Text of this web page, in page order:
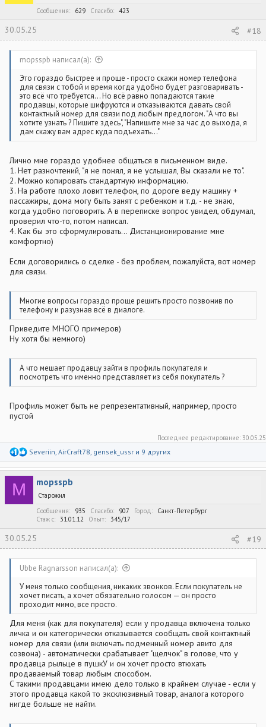
Сообщения
629 Спасибо 423
30.05.25 #18
mopsspb написал(а):
Это гораздо быстрее и проще - просто скажи номер телефона
для связи с тобой и время когда удобно будет разговаривать -
это всё что требуется... Но всё равно попадаются такие
продавцы, которые шифруются и отказываются давать свой
контактный номер для связи под любым предлогом. "А что вы
хотите узнать ? Пишите здесь", "Напишите мне за час до выхода, я
дам скажу вам адрес куда подъехать..."
Лично мне гораздо удобнее общаться в письменном виде.
1. Нет разночтений, "я не понял, я не услышал, Вы сказали не то".
2. Можно копировать стандартную информацию.
3. На работе плохо ловит телефон, по дороге веду машину +
пассажиры, дома могу быть занят с ребенком и т.д. - не знаю,
когда удобно поговорить. А в переписке вопрос увидел, обдумал,
проверил что-то, потом написал.
4. Как бы это сформулировать... Дистанционирование мне
комфортно)
Если договорились о сделке - без проблем, пожалуйста, вот номер
для связи.
Многие вопросы гораздо проще решить просто позвонив по
телефону и разузнав всё в диалоге.
Приведите МНОГО примеров)
Ну хотя бы немного)
А что мешает продавцу зайти в профиль покупателя и
посмотреть что именно представляет из себя покупатель ?
Профиль может быть не репрезентативный, например, просто
пустой
Последнее редактирование: 30.05.25
Р
а
к
Severiin AirCraft78 gensek_ussr и 9 других
M mopsspb
Старожил
Сообщения
935 Спасибо 907 Город
Санкт-Петербург
Стаж c
31.01.12 Опыт 345/17
30.05.25 #19
Ubbe Ragnarsson написал(а):
У меня только сообщения, никаких звонков. Если покупатель не
хочет писать, а хочет обязательно голосом — он просто
проходит мимо, все просто.
Для меня (как для покупателя) если у продавца включена только
личка и он категорически отказывается сообщать свой контактный
номер для связи (или включать подменный номер авито для
созвона) - автоматически срабатывает "щелчок" в голове, что у
продавца рыльце в пушкУ и он хочет просто втюхать
продаваемый товар любым способом.
С такими продавцами имею дело только в крайнем случае - если у
этого продавца какой то эксклюзивный товар, аналога которого
нигде больше не найти.